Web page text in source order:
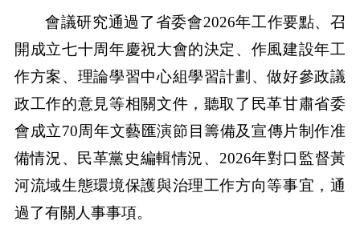
會議研究通過了省委會2026年工作要點、召
開成立七十周年慶祝大會的決定、作風建設年工
作方案、理論學習中心組學習計劃、做好參政議
政工作的意見等相關文件，聽取了民革甘肅省委
會成立70周年文藝匯演節目籌備及宣傳片制作准
備情況、民革黨史編輯情況、2026年對口監督黃
河流域生態環境保護與治理工作方向等事宜，通
過了有關人事事項。